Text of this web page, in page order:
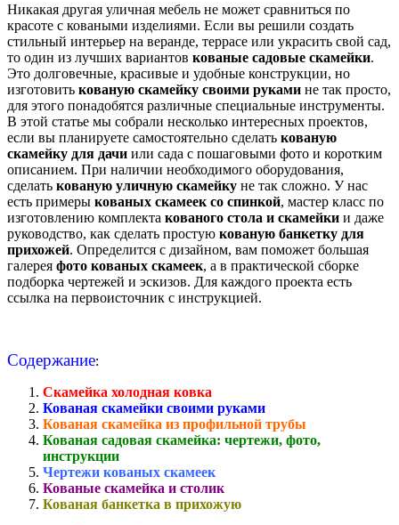
Никакая другая уличная мебель не может сравниться по
красоте с коваными изделиями. Если вы решили создать
стильный интерьер на веранде, террасе или украсить свой сад,
то один из лучших вариантов кованые садовые скамейки.
Это долговечные, красивые и удобные конструкции, но
изготовить кованую скамейку своими руками не так просто,
для этого понадобятся различные специальные инструменты.
В этой статье мы собрали несколько интересных проектов,
если вы планируете самостоятельно сделать кованую
скамейку для дачи или сада с пошаговыми фото и коротким
описанием. При наличии необходимого оборудования,
сделать кованую уличную скамейку не так сложно. У нас
есть примеры кованых скамеек со спинкой, мастер класс по
изготовлению комплекта кованого стола и скамейки и даже
руководство, как сделать простую кованую банкетку для
прихожей. Определится с дизайном, вам поможет большая
галерея фото кованых скамеек, а в практической сборке
подборка чертежей и эскизов. Для каждого проекта есть
ссылка на первоисточник с инструкцией.
Содержание:
Скамейка холодная ковка
Кованая скамейки своими руками
Кованая скамейка из профильной трубы
Кованая садовая скамейка: чертежи, фото,
инструкции
Чертежи кованых скамеек
Кованые скамейка и столик
Кованая банкетка в прихожую